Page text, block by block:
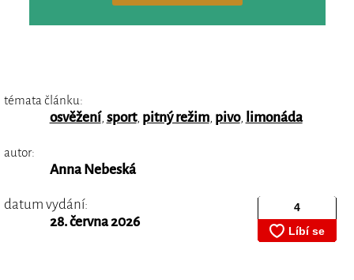
témata článku:
osvěžení, sport, pitný režim, pivo, limonáda
autor:
Anna Nebeská
datum vydání:
28. června 2026